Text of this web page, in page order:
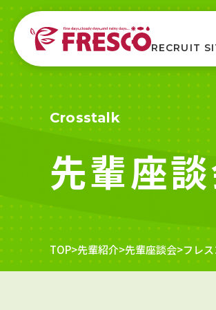
RECRUIT
Crosstalk
先輩座
>先輩紹介>先輩座談会>フレ